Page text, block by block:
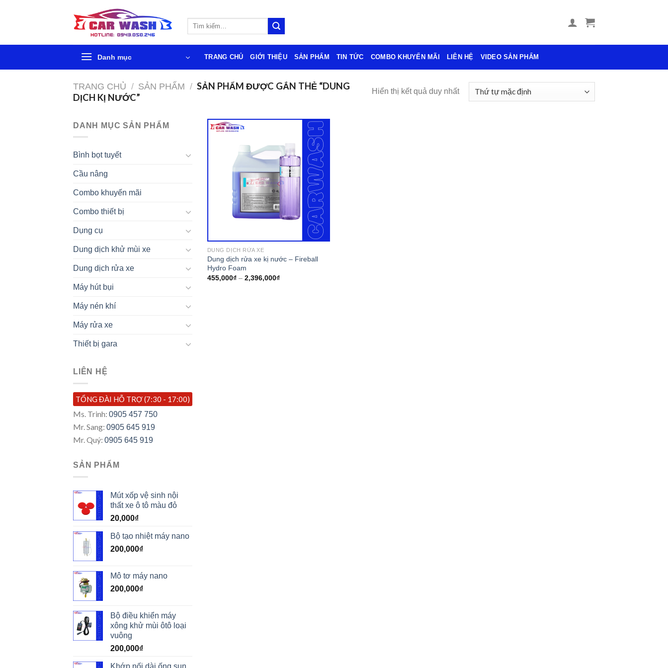
nội
Tìm
Danh mục TRANG CHỦ GIỚI THIỆU SẢN PHẨM TIN TỨC COMBO KHUYẾN MÃI LIÊN HỆ VIDEO SẢN PHẨM
TRANG CHỦ / SẢN PHẨM / SẢN PHẨM ĐƯỢC GẮN THẺ “DUNG
DỊCH KỊ NƯỚC”
Hiển thị kết quả duy nhất
DANH MỤC SẢN PHẨM
Bình bọt tuyết
Cầu nâng
Combo khuyến mãi
Combo thiết bị
Dụng cụ
Dung dịch khử mùi xe
Dung dịch rửa xe
Máy hút bụi
Máy nén khí
Máy rửa xe
Thiết bị gara
LIÊN HỆ
TỔNG ĐÀI HỖ TRỢ (7:30 - 17:00)
Ms. Trinh: 0905 457 750
Mr. Sang: 0905 645 919
Mr. Quý: 0905 645 919
SẢN PHẨM
Mút xốp vệ sinh nội
thất xe ô tô màu đỏ
20,000₫
Bộ tạo nhiệt máy nano
200,000₫
Mô tơ máy nano
200,000₫
Bộ điều khiển máy
xông khử mùi ôtô loại
vuông
200,000₫
Khớp nối dài ống sun
DUNG DỊCH RỬA XE
Dung dịch rửa xe kị nước – Fireball
Hydro Foam
455,000₫– 2,396,000₫